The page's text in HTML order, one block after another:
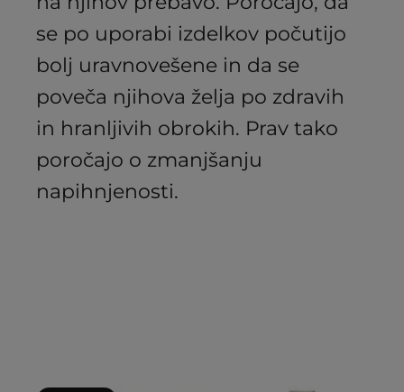
se po uporabi izdelkov počutijo
bolj uravnovešene in da se
poveča njihova želja po zdravih
in hranljivih obrokih. Prav tako
poročajo o zmanjšanju
napihnjenosti.